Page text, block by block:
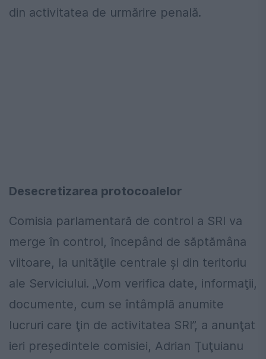
din activitatea de urmărire penală.
Desecretizarea protocoalelor
Comisia parlamentară de control a SRI va
merge în control, începând de săptămâna
viitoare, la unităţile centrale şi din teritoriu
ale Serviciului. „Vom verifica date, informaţii,
documente, cum se întâmplă anumite
lucruri care ţin de activitatea SRI”, a anunţat
ieri preşedintele comisiei, Adrian Ţuţuianu